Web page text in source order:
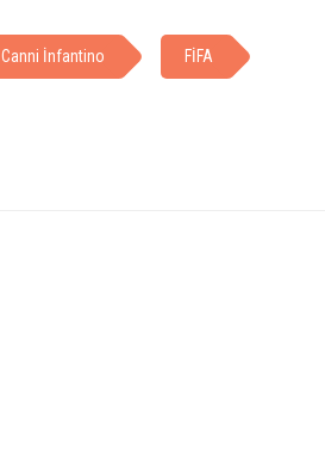
Canni İnfantino FİFA